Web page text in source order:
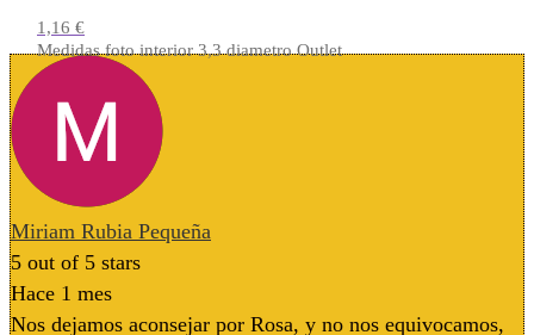
1,16 €
Medidas foto interior 3,3 diametro Outlet
Miriam Rubia Pequeña
5 out of 5 stars
Hace 1 mes
Nos dejamos aconsejar por Rosa, y no nos equivocamos,